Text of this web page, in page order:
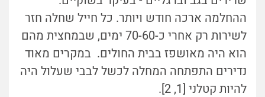
ההחלמה ארכה חודש ויותר. כל חייל שחלה חזר
לשירות רק אחרי כ-70-60 ימים, שבמחצית מהם
הוא היה מאושפז בבית החולים. במקרים מאוד
נדירים התפתחה המחלה לכשל לבבי שעלול היה
להיות קטלני [1, 2].